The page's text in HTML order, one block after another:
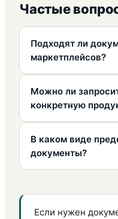
Частые
Подходят ли
маркетплейсов?
Можно ли
конкретную
В каком виде
документы?
Если нужен